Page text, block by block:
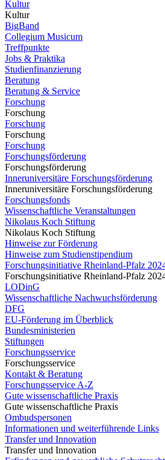
Kultur
Kultur
BigBand
Collegium Musicum
Treffpunkte
Jobs & Praktika
Studienfinanzierung
Beratung
Beratung & Service
Forschung
Forschung
Forschung
Forschung
Forschung
Forschungsförderung
Forschungsförderung
Inneruniversitäre Forschungsförderung
Inneruniversitäre Forschungsförderung
Forschungsfonds
Wissenschaftliche Veranstaltungen
Nikolaus Koch Stiftung
Nikolaus Koch Stiftung
Hinweise zur Förderung
Hinweise zum Studienstipendium
Forschungsinitiative Rheinland-Pfalz
Forschungsinitiative Rheinland-Pfalz
LODinG
Wissenschaftliche Nachwuchsförderung
DFG
EU-Förderung im Überblick
Bundesministerien
Stiftungen
Forschungsservice
Forschungsservice
Kontakt & Beratung
Forschungsservice A-Z
Gute wissenschaftliche Praxis
Gute wissenschaftliche Praxis
Ombudspersonen
Informationen und weiterführende Links
Transfer und Innovation
Transfer und Innovation